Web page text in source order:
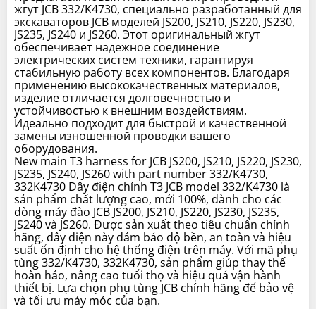
жгут JCB 332/K4730, специально разработанный для
экскаваторов JCB моделей JS200, JS210, JS220, JS230,
JS235, JS240 и JS260. Этот оригинальный жгут
обеспечивает надежное соединение
электрических систем техники, гарантируя
стабильную работу всех компонентов. Благодаря
применению высококачественных материалов,
изделие отличается долговечностью и
устойчивостью к внешним воздействиям.
Идеально подходит для быстрой и качественной
замены изношенной проводки вашего
оборудования.
New main T3 harness for JCB JS200, JS210, JS220, JS230,
JS235, JS240, JS260 with part number 332/K4730,
332K4730 Dây điện chính T3 JCB model 332/K4730 là
sản phẩm chất lượng cao, mới 100%, dành cho các
dòng máy đào JCB JS200, JS210, JS220, JS230, JS235,
JS240 và JS260. Được sản xuất theo tiêu chuẩn chính
hãng, dây điện này đảm bảo độ bền, an toàn và hiệu
suất ổn định cho hệ thống điện trên máy. Với mã phụ
tùng 332/K4730, 332K4730, sản phẩm giúp thay thế
hoàn hảo, nâng cao tuổi thọ và hiệu quả vận hành
thiết bị. Lựa chọn phụ tùng JCB chính hãng để bảo vệ
và tối ưu máy móc của bạn.